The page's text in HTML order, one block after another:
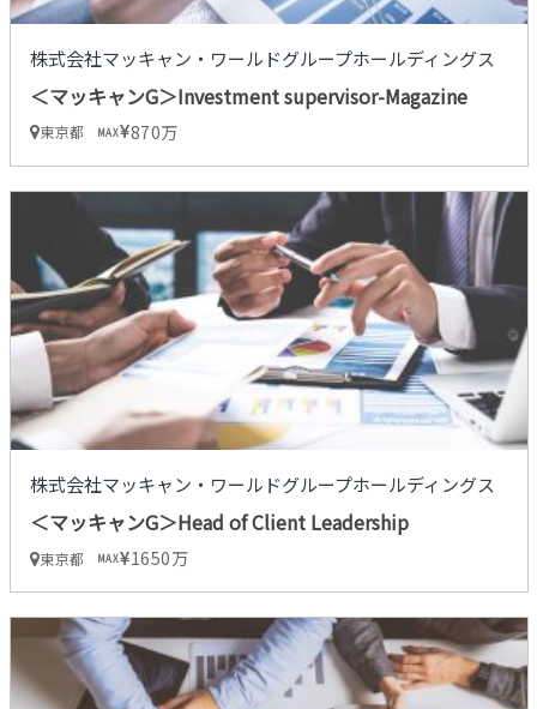
株式会社マッキャン・ワールドグループホールディングス
＜マッキャンG＞Investment supervisor-Magazine
東京都 MAX 870万
株式会社マッキャン・ワールドグループホールディングス
＜マッキャンG＞Head of Client Leadership
東京都 MAX 1650万